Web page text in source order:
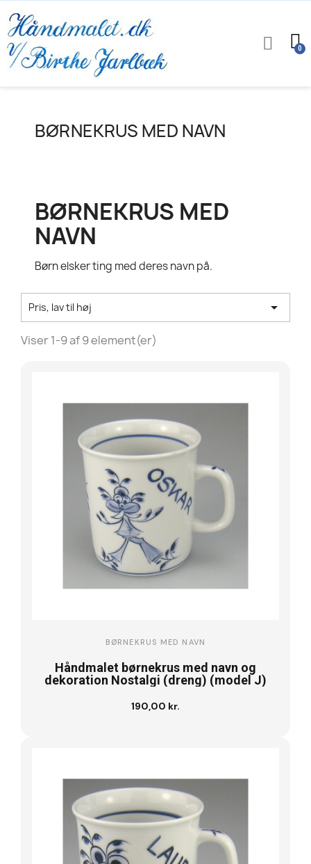
BØRNEKRUS MED NAVN
BØRNEKRUS MED
NAVN
Børn elsker ting med deres navn på.
Pris, lav til høj 
Viser 1-9 af 9 element(er)
BØRNEKRUS MED NAVN
Håndmalet børnekrus med navn og
dekoration Nostalgi (dreng) (model J)
190,00 kr.
Se vare